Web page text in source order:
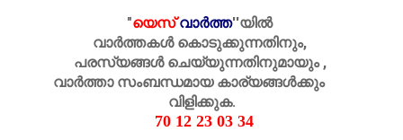
"യെസ് വാർത്ത''യിൽ
വാർത്തകൾ കൊടുക്കുന്നതിനും,
പരസ്യങ്ങൾ ചെയ്യുന്നതിനുമായും ,
വാർത്താ സംബന്ധമായ കാര്യങ്ങൾക്കും
വിളിക്കുക.
70 12 23 03 34